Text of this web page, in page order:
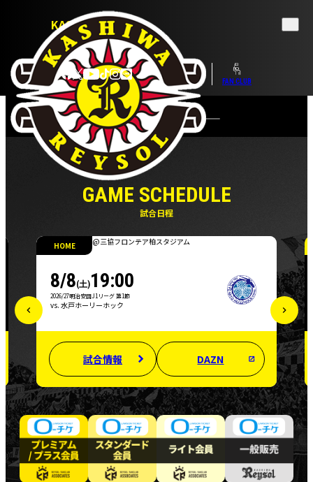
KASHIWA REYSOL
OFFICIAL WEBSITE
TICKET SHOP FAN CLUB
GAME SCHEDULE
DAZN
AWAY @MUFGスタジアム（国立競技場）
8/14
2026/27明治安田J1リーグ 第2節
試合情報 DAZN